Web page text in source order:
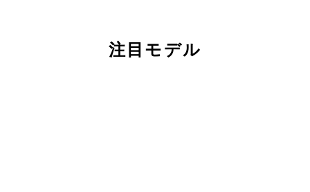
注目モデル